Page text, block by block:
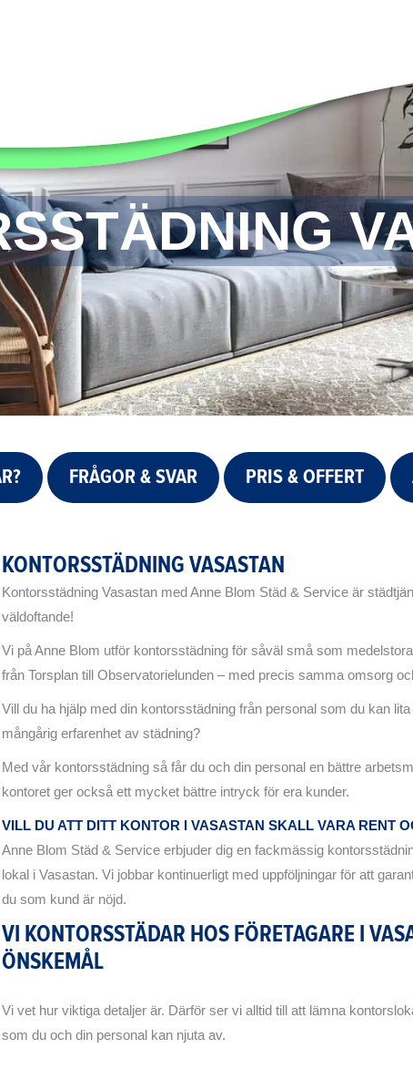
FRÅGOR & SVAR PRIS & OFFERT
KONTORSSTÄDNING VASASTAN
Kontorsstädning Vasastan med Anne Blom Städ & Service är
väldoftande!
Vi på Anne Blom utför kontorsstädning för såväl små som
från Torsplan till Observatorielunden – med precis samma omsorg
Vill du ha hjälp med din kontorsstädning från personal som du kan
mångårig erfarenhet av städning?
Med vår kontorsstädning så får du och din personal en bättre
kontoret ger också ett mycket bättre intryck för era kunder.
VILL DU ATT DITT KONTOR I VASASTAN SKALL VARA RENT
Anne Blom Städ & Service erbjuder dig en fackmässig
lokal i Vasastan. Vi jobbar kontinuerligt med uppföljningar för att
du som kund är nöjd.
VI KONTORSSTÄDAR HOS FÖRETAGARE I
ÖNSKEMÅL
Vi vet hur viktiga detaljer är. Därför ser vi alltid till att lämna
som du och din personal kan njuta av.